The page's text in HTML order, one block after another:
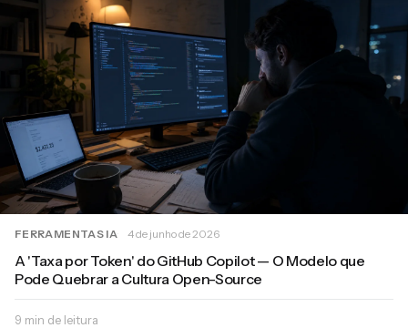
FERRAMENTAS IA 4 de junho de 2026
A 'Taxa por Token' do GitHub Copilot — O Modelo que
Pode Quebrar a Cultura Open-Source
9 min de leitura